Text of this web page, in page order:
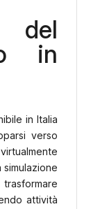
del
in
in Italia
verso
attività